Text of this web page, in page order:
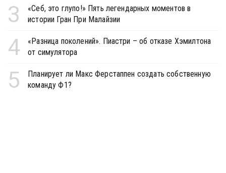
3
«Себ, это глупо!» Пять легендарных моментов в
истории Гран При Малайзии
4
«Разница поколений». Пиастри – об отказе Хэмилтона
от симулятора
5
Планирует ли Макс Ферстаппен создать собственную
команду Ф1?